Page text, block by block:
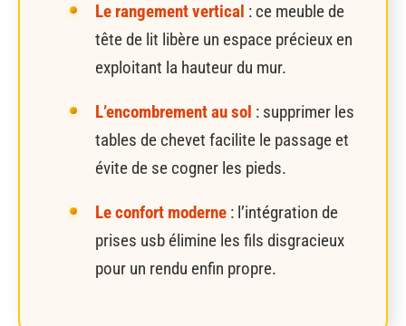
Le rangement vertical : ce meuble de
tête de lit libère un espace précieux en
exploitant la hauteur du mur.
L’encombrement au sol : supprimer les
tables de chevet facilite le passage et
évite de se cogner les pieds.
Le confort moderne : l’intégration de
prises usb élimine les fils disgracieux
pour un rendu enfin propre.